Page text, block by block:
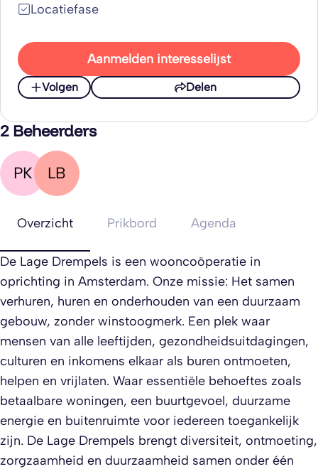
Locatiefase
Aanmelden interesselijst
Volgen Delen
2 Beheerders
PK LB
Overzicht Prikbord Agenda
De Lage Drempels is een wooncoöperatie in
oprichting in Amsterdam. Onze missie: Het samen
verhuren, huren en onderhouden van een duurzaam
gebouw, zonder winstoogmerk. Een plek waar
mensen van alle leeftijden, gezondheidsuitdagingen,
culturen en inkomens elkaar als buren ontmoeten,
helpen en vrijlaten. Waar essentiële behoeftes zoals
betaalbare woningen, een buurtgevoel, duurzame
energie en buitenruimte voor iedereen toegankelijk
zijn. De Lage Drempels brengt diversiteit, ontmoeting,
zorgzaamheid en duurzaamheid samen onder één